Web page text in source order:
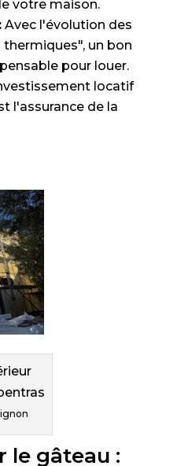
votre maison.
Avec l'évolution des
thermiques", un bon
pour louer.
locatif
l'assurance de la
le gâteau :